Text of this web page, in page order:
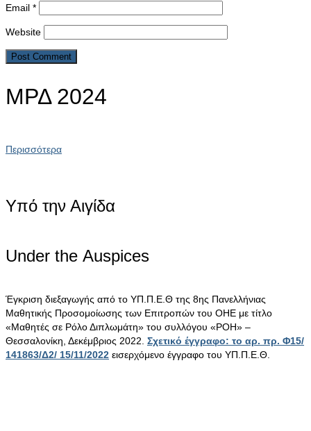
Email *
Website
ΜΡΔ 2024
Περισσότερα
Υπό την Αιγίδα
Under the Αuspices
Έγκριση διεξαγωγής από το ΥΠ.Π.Ε.Θ της 8ης Πανελλήνιας
Μαθητικής Προσομοίωσης των Επιτροπών του ΟΗΕ με τίτλο
«Μαθητές σε Ρόλο Διπλωμάτη» του συλλόγου «ΡΟΗ» –
Θεσσαλονίκη, Δεκέμβριος 2022. Σχετικό έγγραφο: το αρ. πρ. Φ15/
141863/Δ2/ 15/11/2022 εισερχόμενο έγγραφο του ΥΠ.Π.Ε.Θ.